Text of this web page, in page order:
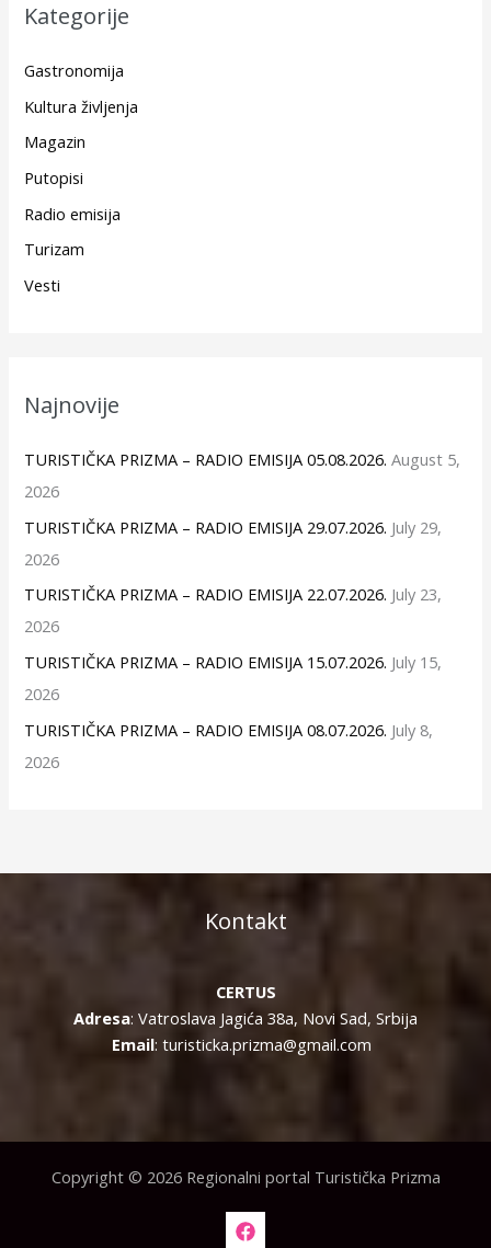
Kategorije
Gastronomija
Kultura življenja
Magazin
Putopisi
Radio emisija
Turizam
Vesti
Najnovije
TURISTIČKA PRIZMA – RADIO EMISIJA 05.08.2026. August 5,
2026
TURISTIČKA PRIZMA – RADIO EMISIJA 29.07.2026. July 29,
2026
TURISTIČKA PRIZMA – RADIO EMISIJA 22.07.2026. July 23,
2026
TURISTIČKA PRIZMA – RADIO EMISIJA 15.07.2026. July 15,
2026
TURISTIČKA PRIZMA – RADIO EMISIJA 08.07.2026. July 8,
2026
Kontakt
CERTUS
Adresa: Vatroslava Jagića 38a, Novi Sad, Srbija
Email: turisticka.prizma@gmail.com
Copyright © 2026 Regionalni portal Turistička Prizma